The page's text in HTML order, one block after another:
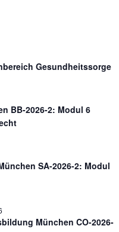
Gesundheitssorge
BB-2026-2: Modul 6
SA-2026-2: Modul
München CO-2026-